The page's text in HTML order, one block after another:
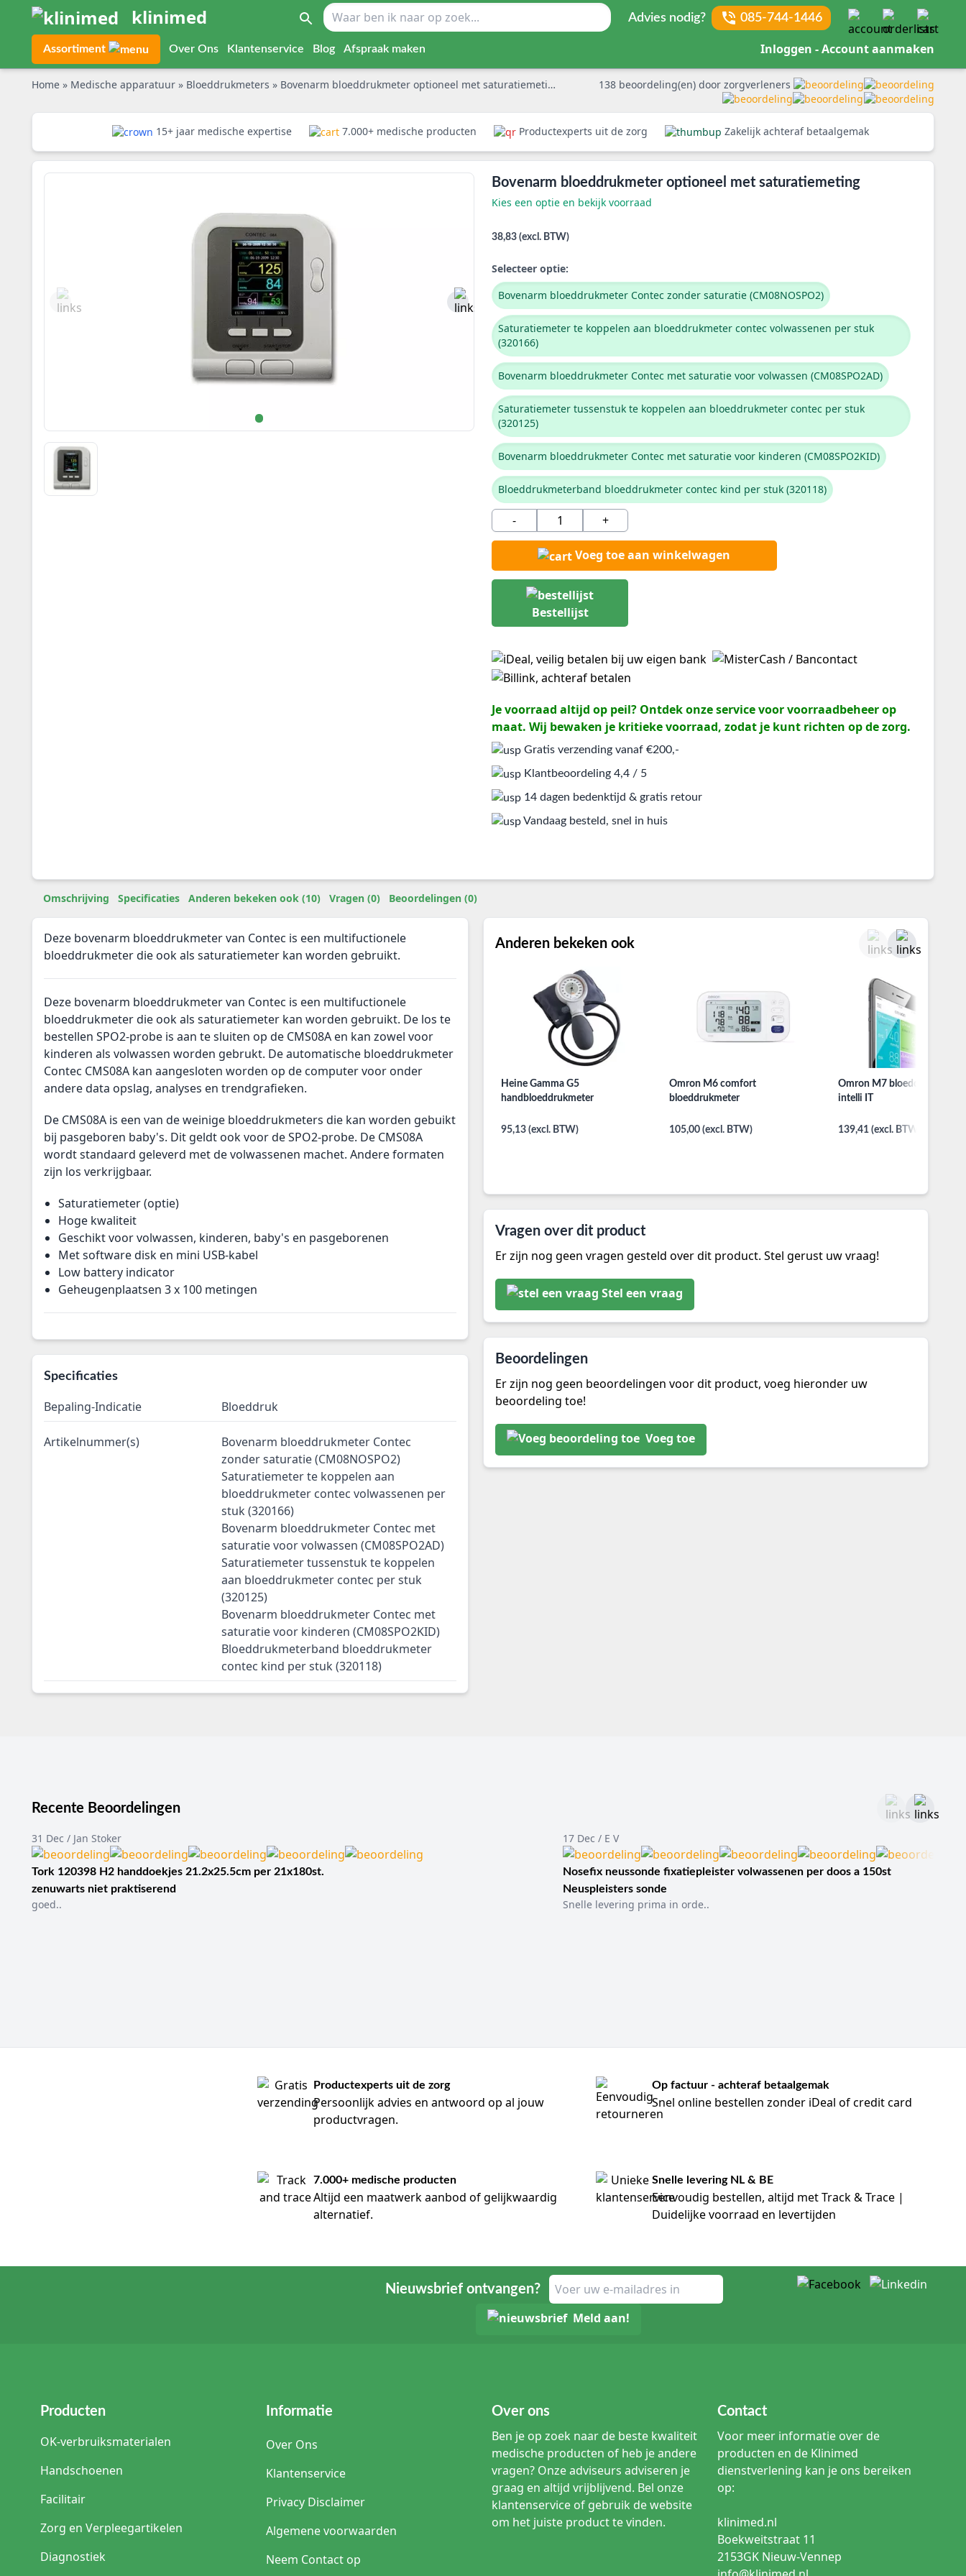
klinimed Advies nodig? 085-744-1446
Assortiment Over Ons Klantenservice Blog Afspraak maken Inloggen - Account aanmaken
Home » Medische apparatuur » Bloeddrukmeters » Bovenarm bloeddrukmeter optioneel met saturatiemeting 138 beoordeling(en) door zorgverleners
15+ jaar medische expertise 7.000+ medische producten Productexperts uit de zorg Zakelijk achteraf betaalgemak
Bovenarm bloeddrukmeter optioneel met saturatiemeting
Kies een optie en bekijk voorraad
38,83 (excl. BTW)
Selecteer optie:
Bovenarm bloeddrukmeter Contec zonder saturatie (CM08NOSPO2)
Saturatiemeter te koppelen aan bloeddrukmeter contec volwassenen per stuk
(320166)
Bovenarm bloeddrukmeter Contec met saturatie voor volwassen (CM08SPO2AD)
Saturatiemeter tussenstuk te koppelen aan bloeddrukmeter contec per stuk
(320125)
Bovenarm bloeddrukmeter Contec met saturatie voor kinderen (CM08SPO2KID)
Bloeddrukmeterband bloeddrukmeter contec kind per stuk (320118)
- +
Voeg toe aan winkelwagen
Bestellijst
Je voorraad altijd op peil? Ontdek onze service voor voorraadbeheer op
maat. Wij bewaken je kritieke voorraad, zodat je kunt richten op de zorg.
Gratis verzending vanaf €200,-
Klantbeoordeling 4,4 / 5
14 dagen bedenktijd & gratis retour
Vandaag besteld, snel in huis
Omschrijving Specificaties Anderen bekeken ook (10) Vragen (0) Beoordelingen (0)
Deze bovenarm bloeddrukmeter van Contec is een multifuctionele
bloeddrukmeter die ook als saturatiemeter kan worden gebruikt.
Deze bovenarm bloeddrukmeter van Contec is een multifuctionele
bloeddrukmeter die ook als saturatiemeter kan worden gebruikt. De los te
bestellen SPO2-probe is aan te sluiten op de CMS08A en kan zowel voor
kinderen als volwassen worden gebrukt. De automatische bloeddrukmeter
Contec CMS08A kan aangesloten worden op de computer voor onder
andere data opslag, analyses en trendgrafieken.
De CMS08A is een van de weinige bloeddrukmeters die kan worden gebuikt
bij pasgeboren baby's. Dit geldt ook voor de SPO2-probe. De CMS08A
wordt standaard geleverd met de volwassenen machet. Andere formaten
zijn los verkrijgbaar.
Saturatiemeter (optie)
Hoge kwaliteit
Geschikt voor volwassen, kinderen, baby's en pasgeborenen
Met software disk en mini USB-kabel
Low battery indicator
Geheugenplaatsen 3 x 100 metingen
Specificaties
Bepaling-Indicatie Bloeddruk
Artikelnummer(s)
Bovenarm bloeddrukmeter Contec
zonder saturatie (CM08NOSPO2)
Saturatiemeter te koppelen aan
bloeddrukmeter contec volwassenen per
stuk (320166)
Bovenarm bloeddrukmeter Contec met
saturatie voor volwassen (CM08SPO2AD)
Saturatiemeter tussenstuk te koppelen
aan bloeddrukmeter contec per stuk
(320125)
Bovenarm bloeddrukmeter Contec met
saturatie voor kinderen (CM08SPO2KID)
Bloeddrukmeterband bloeddrukmeter
contec kind per stuk (320118)
Anderen bekeken ook
Heine Gamma G5
handbloeddrukmeter
95,13 (excl. BTW)
Omron M6 comfort
bloeddrukmeter
105,00 (excl. BTW)
Omron M7 bloeddrukmeter
intelli IT
139,41 (excl. BTW)
Vragen over dit product
Er zijn nog geen vragen gesteld over dit product. Stel gerust uw vraag!
Stel een vraag
Beoordelingen
Er zijn nog geen beoordelingen voor dit product, voeg hieronder uw
beoordeling toe!
Voeg toe
Recente Beoordelingen
31 Dec / Jan Stoker
Tork 120398 H2 handdoekjes 21.2x25.5cm per 21x180st.
zenuwarts niet praktiserend
goed..
17 Dec / E V
Nosefix neussonde fixatiepleister volwassenen per doos a 150st
Neuspleisters sonde
Snelle levering prima in orde..
Productexperts uit de zorg
Persoonlijk advies en antwoord op al jouw
productvragen.
Op factuur - achteraf betaalgemak
Snel online bestellen zonder iDeal of credit card
7.000+ medische producten
Altijd een maatwerk aanbod of gelijkwaardig
alternatief.
Snelle levering NL & BE
Eenvoudig bestellen, altijd met Track & Trace |
Duidelijke voorraad en levertijden
Nieuwsbrief ontvangen?
Meld aan!
Producten
OK-verbruiksmaterialen
Handschoenen
Facilitair
Zorg en Verpleegartikelen
Diagnostiek
Informatie
Over Ons
Klantenservice
Privacy Disclaimer
Algemene voorwaarden
Neem Contact op
Over ons
Ben je op zoek naar de beste kwaliteit
medische producten of heb je andere
vragen? Onze adviseurs adviseren je
graag en altijd vrijblijvend. Bel onze
klantenservice of gebruik de website
om het juiste product te vinden.
Contact
Voor meer informatie over de
producten en de Klinimed
dienstverlening kan je ons bereiken
op:
klinimed.nl
Boekweitstraat 11
2153GK Nieuw-Vennep